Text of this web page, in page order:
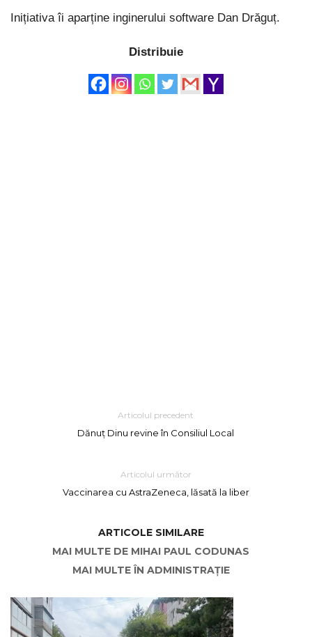
Inițiativa îi aparține inginerului software Dan Drăguț.
Distribuie
Articolul precedent
Dănuț Dinu revine în Consiliul Local
Articolul următor
Vaccinarea cu AstraZeneca, lăsată la liber
ARTICOLE SIMILARE
MAI MULTE DE MIHAI PAUL CODUNAS
MAI MULTE ÎN ADMINISTRAȚIE